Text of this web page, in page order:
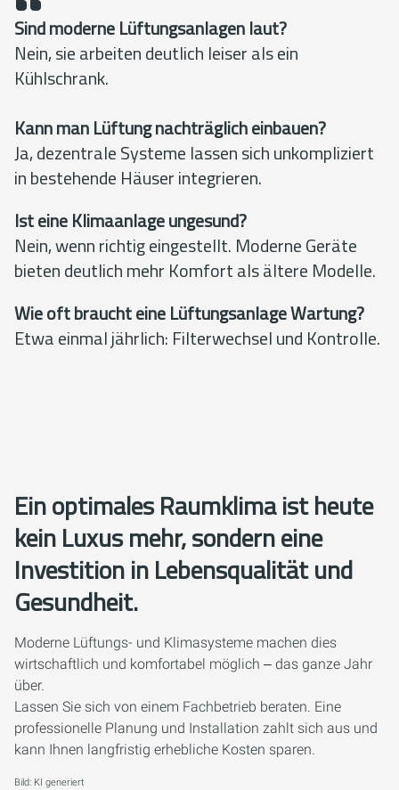
Sind moderne Lüftungsanlagen laut?
Nein, sie arbeiten deutlich leiser als ein
Kühlschrank.
Kann man Lüftung nachträglich einbauen?
Ja, dezentrale Systeme lassen sich unkompliziert
in bestehende Häuser integrieren.
Ist eine Klimaanlage ungesund?
Nein, wenn richtig eingestellt. Moderne Geräte
bieten deutlich mehr Komfort als ältere Modelle.
Wie oft braucht eine Lüftungsanlage Wartung?
Etwa einmal jährlich: Filterwechsel und Kontrolle.
Ein optimales Raumklima ist heute
kein Luxus mehr, sondern eine
Investition in Lebensqualität und
Gesundheit.
Moderne Lüftungs- und Klimasysteme machen dies
wirtschaftlich und komfortabel möglich ‒ das ganze Jahr
über.
Lassen Sie sich von einem Fachbetrieb beraten. Eine
professionelle Planung und Installation zahlt sich aus und
kann Ihnen langfristig erhebliche Kosten sparen.
Bild: KI generiert